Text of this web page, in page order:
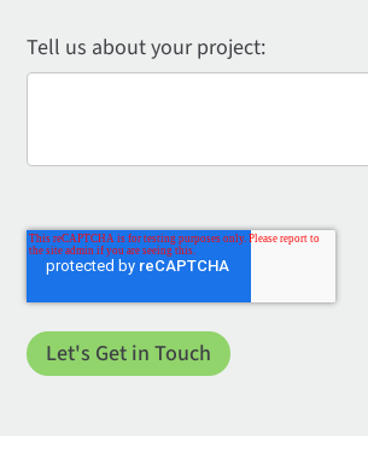
Tell us about your project: